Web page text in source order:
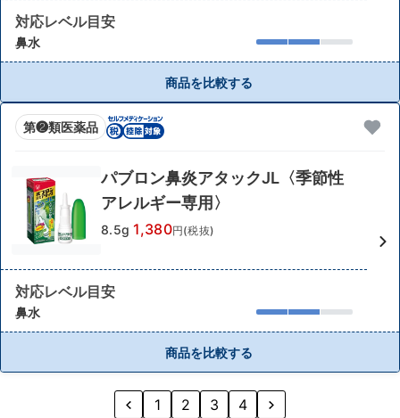
対応レベル目安
鼻水
商品を比較する
第❷類医薬品
パブロン鼻炎アタックJL〈季節性
アレルギー専用〉
8.5g 1,380円(税抜)
対応レベル目安
鼻水
商品を比較する
1 2 3 4